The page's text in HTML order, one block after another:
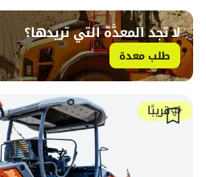
لا تجد المعدَّة التي تريدها؟
طلب معدة
قريبًا